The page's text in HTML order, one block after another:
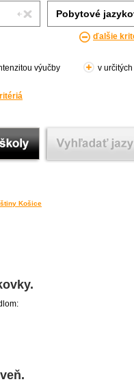
ďalšie
výučby v
Košice